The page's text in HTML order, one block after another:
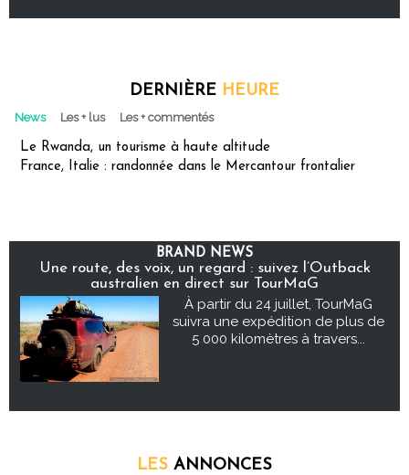
DERNIÈRE HEURE
News Les + lus Les + commentés
Le Rwanda, un tourisme à haute altitude
France, Italie : randonnée dans le Mercantour frontalier
BRAND NEWS
Une route, des voix, un regard : suivez l’Outback
australien en direct sur TourMaG
À partir du 24 juillet, TourMaG
suivra une expédition de plus de
5 000 kilomètres à travers...
LES ANNONCES